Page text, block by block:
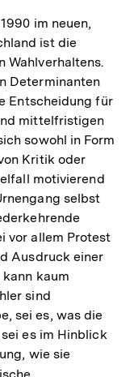
im neuen,
ist die
Wahlverhaltens.
Determinanten
Entscheidung für
mittelfristigen
sowohl in Form
Kritik oder
motivierend
selbst
vor allem Protest
Ausdruck einer
kaum
sind
sei es, was die
es im Hinblick
wie sie